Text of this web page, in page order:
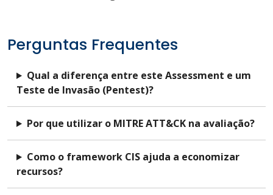
Perguntas Frequentes
Qual a diferença entre este Assessment e um
Teste de Invasão (Pentest)?
Por que utilizar o MITRE ATT&CK na avaliação?
Como o framework CIS ajuda a economizar
recursos?